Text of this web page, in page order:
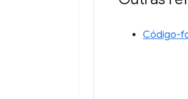
Código-